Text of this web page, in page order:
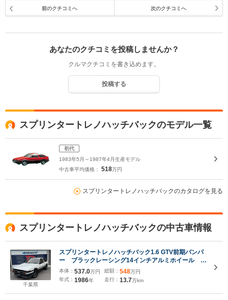
前のクチコミへ 次のクチコミへ
あなたのクチコミを投稿しませんか？
クルマクチコミを書き込めます。
投稿する
スプリンタートレノハッチバックのモデル一覧
初代
1983年5月～1987年4月生産モデル
中古車平均価格： 518万円
スプリンタートレノハッチバックのカタログを見る
スプリンタートレノハッチバックの中古車情報
千葉県
スプリンタートレノハッチバック1.6 GTV前期バンパ
ー ブラックレーシング14インチアルミホイール ナ
ルディステアリング HKSエアクリーナー
本体： 537.0万円
年式： 1986年
総額： 548万円
走行： 13.7万km